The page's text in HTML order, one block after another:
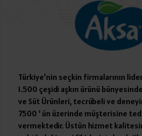
Türkiye’nin seçkin firmalarının
1.500 çeşidi aşkın ürünü
ve Süt Ürünleri, tecrübeli ve
7500 ‘ ün üzerinde müşterisine
vermektedir. Üstün hizmet